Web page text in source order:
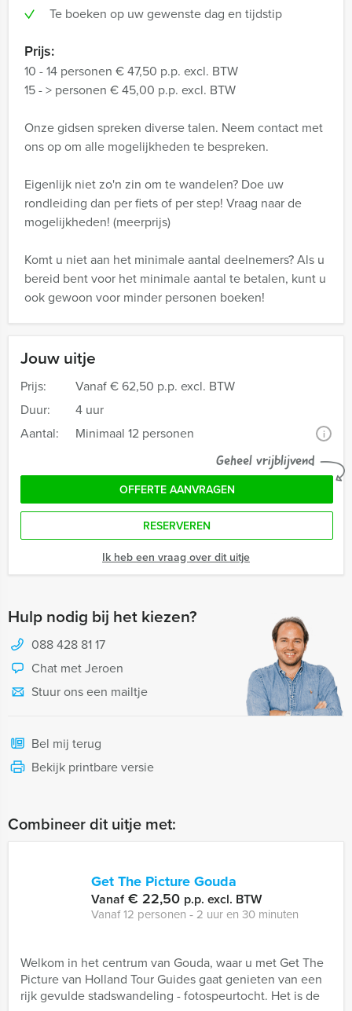
Jouw uitje
Prijs: Vanaf€ 62,50 p.p. excl. BTW
Duur:
4 uur
Aantal:
Minimaal 12 personen i
Geheel vrijblijvend
OFFERTE AANVRAGEN
RESERVEREN
Ik heb een vraag over dit uitje
Hulp nodig bij het kiezen?
088 428 81 17
Chat met Jeroen
Stuur ons een mailtje
Bel mij terug
Bekijk printbare versie
Te boeken op uw gewenste dag en tijdstip
Prijs:
10 - 14 personen € 47,50 p.p. excl. BTW
15 - > personen € 45,00 p.p. excl. BTW
Onze gidsen spreken diverse talen. Neem contact met
ons op om alle mogelijkheden te bespreken.
Eigenlijk niet zo'n zin om te wandelen? Doe uw
rondleiding dan per fiets of per step! Vraag naar de
mogelijkheden! (meerprijs)
Komt u niet aan het minimale aantal deelnemers? Als u
bereid bent voor het minimale aantal te betalen, kunt u
ook gewoon voor minder personen boeken!
Combineer dit uitje met:
Get The Picture Gouda
Vanaf€ 22,50 p.p. excl. BTW
Vanaf 12 personen ‐ 2 uur en 30 minuten
Welkom in het centrum van Gouda, waar u met Get The
Picture van Holland Tour Guides gaat genieten van een
rijk gevulde stadswandeling - fotospeurtocht. Het is de